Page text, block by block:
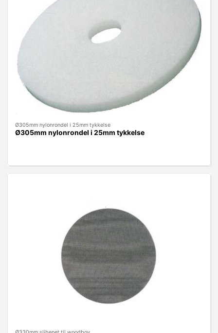
Ø305mm nylonrondel i 25mm tykkelse
Ø305mm nylonrondel i 25mm tykkelse